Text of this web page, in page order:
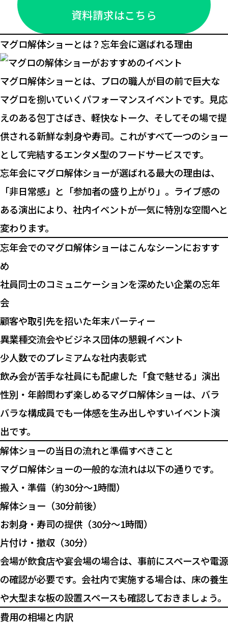
資料請求はこちら
マグロ解体ショーとは？忘年会に選ばれる理由
マグロ解体ショーとは、プロの職人が目の前で巨大な
マグロを捌いていくパフォーマンスイベントです。見応
えのある包丁さばき、軽快なトーク、そしてその場で提
供される新鮮な刺身や寿司。これがすべて一つのショー
として完結するエンタメ型のフードサービスです。
忘年会にマグロ解体ショーが選ばれる最大の理由は、
「非日常感」と「参加者の盛り上がり」。ライブ感の
ある演出により、社内イベントが一気に特別な空間へと
変わります。
忘年会でのマグロ解体ショーはこんなシーンにおすす
め
社員同士のコミュニケーションを深めたい企業の忘年
会
顧客や取引先を招いた年末パーティー
異業種交流会やビジネス団体の懇親イベント
少人数でのプレミアムな社内表彰式
飲み会が苦手な社員にも配慮した「食で魅せる」演出
性別・年齢問わず楽しめるマグロ解体ショーは、バラ
バラな構成員でも一体感を生み出しやすいイベント演
出です。
解体ショーの当日の流れと準備すべきこと
マグロ解体ショーの一般的な流れは以下の通りです。
搬入・準備（約30分〜1時間）
解体ショー（30分前後）
お刺身・寿司の提供（30分〜1時間）
片付け・撤収（30分）
会場が飲食店や宴会場の場合は、事前にスペースや電源
の確認が必要です。会社内で実施する場合は、床の養生
や大型まな板の設置スペースも確認しておきましょう。
費用の相場と内訳